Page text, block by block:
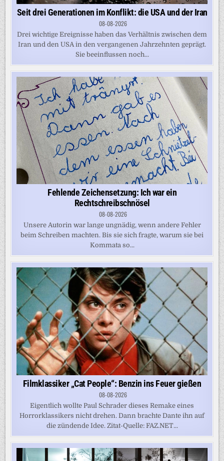
Seit drei Generationen im Konflikt: die USA und der Iran
08-08-2026
Drei wichtige Ereignisse haben das Verhältnis zwischen dem
Iran und den USA in den vergangenen Jahrzehnten geprägt.
Sie beeinflussen noch...
Fehlende Zeichensetzung: Ich war ein
Rechtschreibschnösel
08-08-2026
Unsere Autorin war lange ungnädig, wenn andere Fehler
beim Schreiben machten. Bis sie sich fragte, warum sie bei
Kommata so...
Filmklassiker „Cat People“: Benzin ins Feuer gießen
08-08-2026
Eigentlich wollte Paul Schrader dieses Remake eines
Horrorklassikers nicht drehen. Dann brachte Dante ihn auf
die zündende Idee. Zitat-Quelle: FAZ.NET...